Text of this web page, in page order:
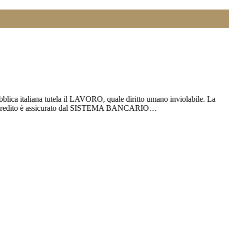
italiana tutela il LAVORO, quale diritto umano inviolabile. La
credito è assicurato dal SISTEMA BANCARIO…